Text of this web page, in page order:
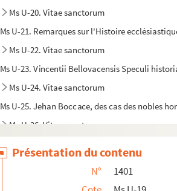
Ms U-20. Vitae sanctorum
Ms U-21. Remarques sur l'Histoire
Ms U-22. Vitae sanctorum
Ms U-23. Vincentii Bellovacensis Speculi
Ms U-24. Vitae sanctorum
Ms U-25. Jehan Boccace, des cas des nobles
Ms U-26. Vitae sanctorum
Présentation du contenu
N°
1401